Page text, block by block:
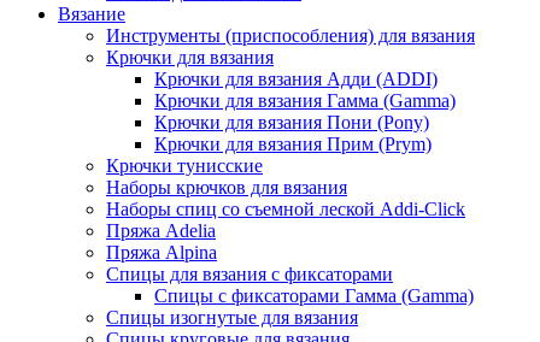
Вязание
Инструменты (приспособления) для вязания
Крючки для вязания
Крючки для вязания Адди (ADDI)
Крючки для вязания Гамма (Gamma)
Крючки для вязания Пони (Pony)
Крючки для вязания Прим (Prym)
Крючки тунисские
Наборы крючков для вязания
Наборы спиц со съемной леской Addi-Click
Пряжа Adelia
Пряжа Alpina
Спицы для вязания с фиксаторами
Спицы с фиксаторами Гамма (Gamma)
Спицы изогнутые для вязания